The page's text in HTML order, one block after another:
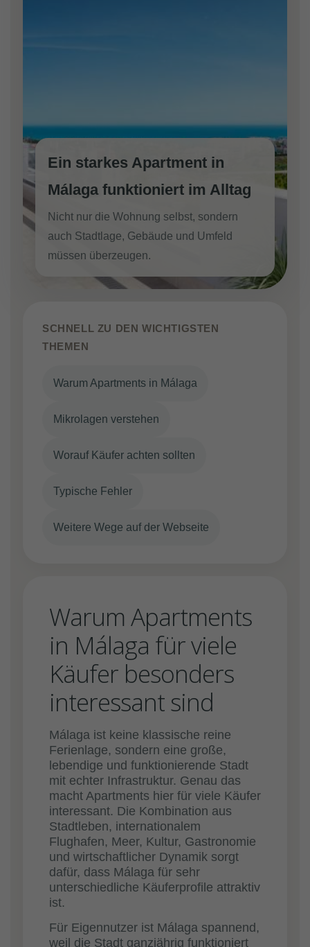
Ein starkes Apartment in
Málaga funktioniert im Alltag
Nicht nur die Wohnung selbst, sondern
auch Stadtlage, Gebäude und Umfeld
müssen überzeugen.
SCHNELL ZU DEN WICHTIGSTEN
THEMEN
Warum Apartments in Málaga
Mikrolagen verstehen
Worauf Käufer achten sollten
Typische Fehler
Weitere Wege auf der Webseite
Warum Apartments
in Málaga für viele
Käufer besonders
interessant sind
Málaga ist keine klassische reine
Ferienlage, sondern eine große,
lebendige und funktionierende Stadt
mit echter Infrastruktur. Genau das
macht Apartments hier für viele Käufer
interessant. Die Kombination aus
Stadtleben, internationalem
Flughafen, Meer, Kultur, Gastronomie
und wirtschaftlicher Dynamik sorgt
dafür, dass Málaga für sehr
unterschiedliche Käuferprofile attraktiv
ist.
Für Eigennutzer ist Málaga spannend,
weil die Stadt ganzjährig funktioniert